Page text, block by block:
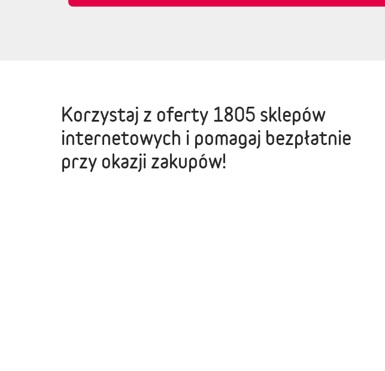
Korzystaj z oferty 1805 sklepów
internetowych i pomagaj bezpłatnie
przy okazji zakupów!